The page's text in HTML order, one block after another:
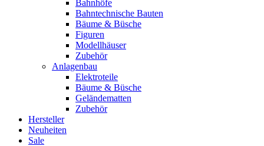
Bahnhöfe
Bahntechnische Bauten
Bäume & Büsche
Figuren
Modellhäuser
Zubehör
Anlagenbau
Elektroteile
Bäume & Büsche
Geländematten
Zubehör
Hersteller
Neuheiten
Sale